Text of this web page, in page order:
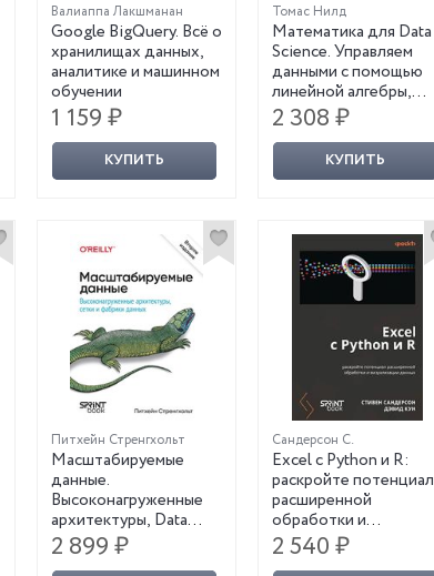
Валиаппа Лакшманан
Google BigQuery. Всё о
хранилищах данных,
аналитике и машинном
обучении
1 159 ₽
КУПИТЬ
Томас Нилд
Математика для Data
Science. Управляем
данными с помощью
линейной алгебры,
теории вероятностей
и статистики
2 308 ₽
КУПИТЬ
Питхейн Стренгхольт
Масштабируемые
данные.
Высоконагруженные
архитектуры, Data
Mesh и Data Fabric. 2-е
изд.
2 899 ₽
Сандерсон С.
Excel с Python и R:
раскройте потенциал
расширенной
обработки и
визуализации данных
2 540 ₽